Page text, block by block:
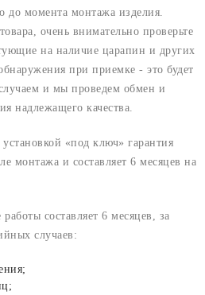
до момента монтажа изделия.
очень внимательно проверьте
на наличие царапин и других
при приемке - это будет
и мы проведем обмен и
надлежащего качества.
«под ключ» гарантия
монтажа и составляет 6 месяцев на
составляет 6 месяцев, за
случаев: